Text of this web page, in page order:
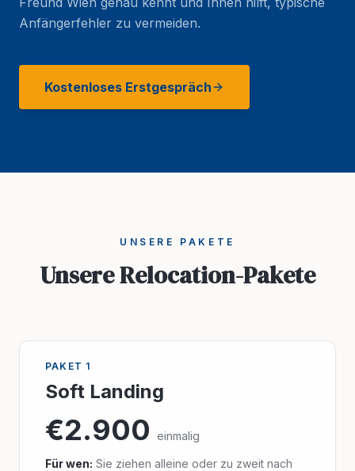
Anfängerfehler zu vermeiden.
Kostenloses Erstgespräch
UNSERE PAKETE
Unsere Relocation-Pakete
PAKET 1
Soft Landing
€2.900 einmalig
Für wen: Sie ziehen alleine oder zu zweit nach